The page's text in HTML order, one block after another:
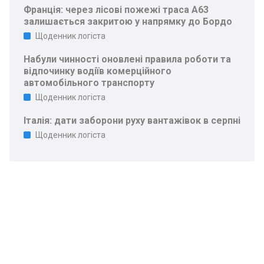
Франція: через лісові пожежі траса A63
залишається закритою у напрямку до Бордо
Щоденник логіста
Набули чинності оновлені правила роботи та
відпочинку водіїв комерційного
автомобільного транспорту
Щоденник логіста
Італія: дати заборони руху вантажівок в серпні
Щоденник логіста